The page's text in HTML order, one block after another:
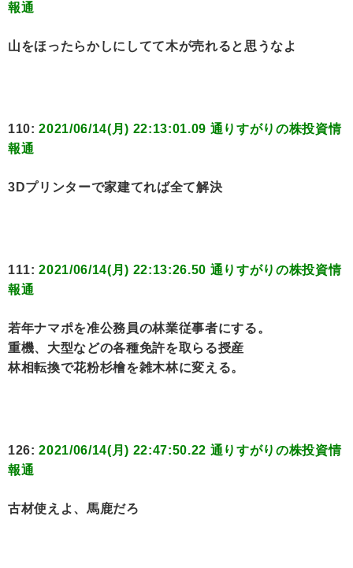
報通
山をほったらかしにしてて木が売れると思うなよ
110:2021/06/14(月) 22:13:01.09 通りすがりの株投資情
報通
3Dプリンターで家建てれば全て解決
111:2021/06/14(月) 22:13:26.50 通りすがりの株投資情
報通
若年ナマポを准公務員の林業従事者にする。
重機、大型などの各種免許を取らる授産
林相転換で花粉杉檜を雑木林に変える。
126:2021/06/14(月) 22:47:50.22 通りすがりの株投資情
報通
古材使えよ、馬鹿だろ